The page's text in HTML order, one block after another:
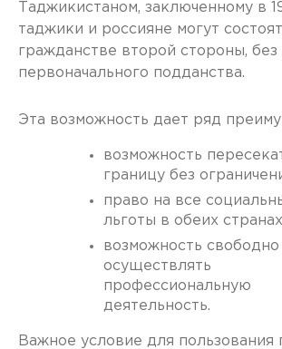
Таджикистаном, заключенному в
таджики и россияне могут
гражданстве второй стороны, без
первоначального подданства.
Эта возможность дает ряд
возможность
границу без
право на все
льготы в обеих
возможность свободно
осуществлять
профессиональную
деятельность.
Важное условие для пользования